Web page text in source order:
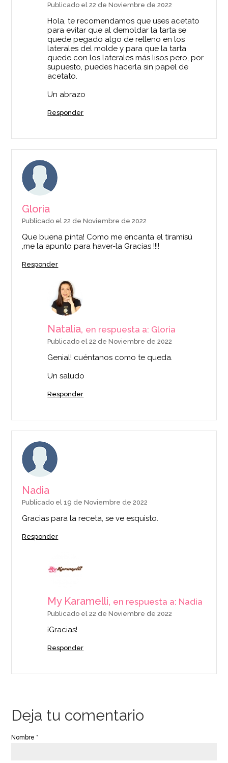
Publicado el 22 de Noviembre de 2022
Hola, te recomendamos que uses acetato
para evitar que al demoldar la tarta se
quede pegado algo de relleno en los
laterales del molde y para que la tarta
quede con los laterales más lisos pero, por
supuesto, puedes hacerla sin papel de
acetato.
Un abrazo
Responder
Gloria
Publicado el 22 de Noviembre de 2022
Que buena pinta! Como me encanta el tiramisú
,me la apunto para haver-la Gracias !!!!
Responder
Natalia, en respuesta a: Gloria
Publicado el 22 de Noviembre de 2022
Genial! cuéntanos como te queda.
Un saludo
Responder
Nadia
Publicado el 19 de Noviembre de 2022
Gracias para la receta, se ve esquisto.
Responder
My Karamelli, en respuesta a: Nadia
Publicado el 22 de Noviembre de 2022
¡Gracias!
Responder
Deja tu comentario
Nombre *